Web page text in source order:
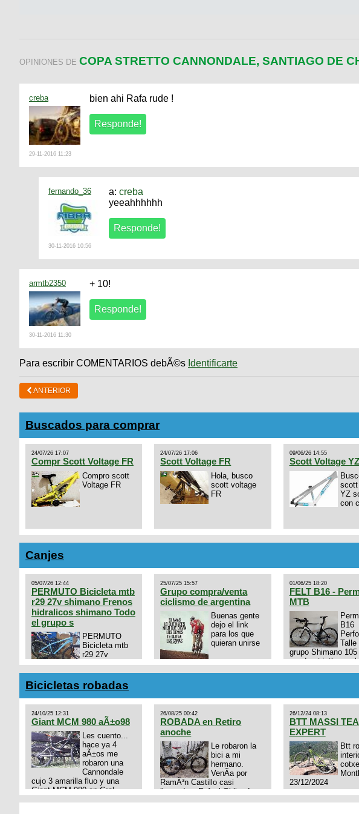
OPINIONES DE COPA STRETTO CANNONDALE, SANTIAGO DE
creba
29-11-2016 11:23
bien ahi Rafa rude !
fernando_36
30-11-2016 10:56
a: creba
yeeahhhhhh
armtb2350
30-11-2016 11:30
+ 10!
Para escribir COMENTARIOS debÃ©s Identificarte
ANTERIOR
Buscados para comprar
24/07/26 17:07
Compr Scott Voltage FR
Compro scott
Voltage FR
24/07/26 17:06
Scott Voltage FR
Hola, busco
scott voltage
FR
09/06/26 14:55
Scott Voltage
scott
YZ
con
Canjes
05/07/26 12:44
PERMUTO Bicicleta mtb
r29 27v shimano Frenos
hidralicos shimano Todo
el grupo s
PERMUTO
Bicicleta mtb
r29 27v
shimano
Frenos hidralicos shimano
Todo el grupo shimano Talle
s/m Permuto x pistera o ruta
talle s o m.
25/07/25 15:57
Grupo compra/venta
ciclismo de argentina
Buenas gente
dejo el link
para los que
quieran unirse
https://chat.whatsapp.com/
mode=ac_t
01/06/25 18:20
FELT B16 -
MTB
B16
Talle
grupo Shimano 105
cuadro: triatlon
Bicicletas robadas
24/10/25 12:31
Giant MCM 980 aÃ±o98
Les cuento...
hace ya 4
aÃ±os me
robaron una
Cannondale
cujo 3 amarilla fluo y una
Giant MCM 980 en Gral
26/08/25 00:42
ROBADA en Retiro
anoche
Le robaron la
bici a mi
hermano.
VenÃ­a por
RamÃ³n Castillo casi
llegando a Rafael Obligado en
Retiro (zona puerto) a eso de
26/12/24 08:13
BTT MASSI
EXPERT
Btt
23/12/2024